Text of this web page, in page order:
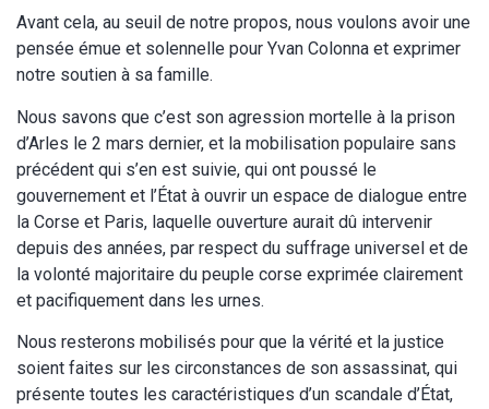
Avant cela, au seuil de notre propos, nous voulons avoir une
pensée émue et solennelle pour Yvan Colonna et exprimer
notre soutien à sa famille.
Nous savons que c’est son agression mortelle à la prison
d’Arles le 2 mars dernier, et la mobilisation populaire sans
précédent qui s’en est suivie, qui ont poussé le
gouvernement et l’État à ouvrir un espace de dialogue entre
la Corse et Paris, laquelle ouverture aurait dû intervenir
depuis des années, par respect du suffrage universel et de
la volonté majoritaire du peuple corse exprimée clairement
et pacifiquement dans les urnes.
Nous resterons mobilisés pour que la vérité et la justice
soient faites sur les circonstances de son assassinat, qui
présente toutes les caractéristiques d’un scandale d’État,